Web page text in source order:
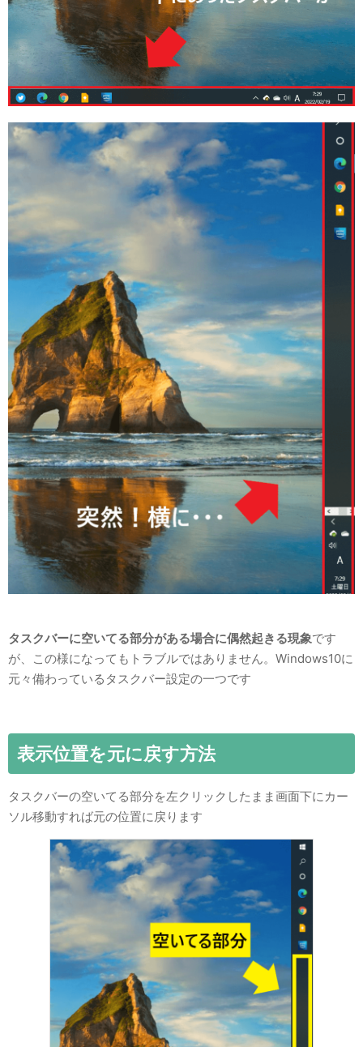
タスクバーに空いてる部分がある場合に偶然起きる現象です
が、この様になってもトラブルではありません。Windows10に
元々備わっているタスクバー設定の一つです
表示位置を元に戻す方法
タスクバーの空いてる部分を左クリックしたまま画面下にカー
ソル移動すれば元の位置に戻ります